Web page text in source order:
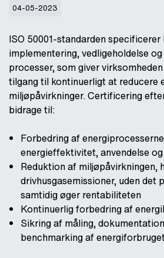
04-05-2023
ISO 50001-standarden
implementering, vedligeholdelse
processer, som giver
tilgang til kontinuerligt at reducere
miljøpåvirkninger. Certificering
bidrage til:
Forbedring af
energieffektivitet, anvendelse
Reduktion af miljøpåvirkningen,
drivhusgasemissioner, uden det
samtidig øger rentabiliteten
Kontinuerlig forbedring af
Sikring af måling,
benchmarking af